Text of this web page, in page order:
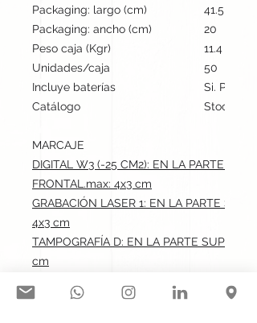
Packaging: largo (cm)
41.5
Packaging: ancho (cm)
20
Peso caja (Kgr)
11.4
Unidades/caja
50
Incluye baterías
Si.
Catálogo
Stock
MARCAJE
DIGITAL W3 (-25 CM2): EN LA PARTE
FRONTAL.max: 4x3 cm
GRABACIÓN LASER 1: EN LA PARTE
4x3 cm
TAMPOGRAFÍA D: EN LA PARTE
cm